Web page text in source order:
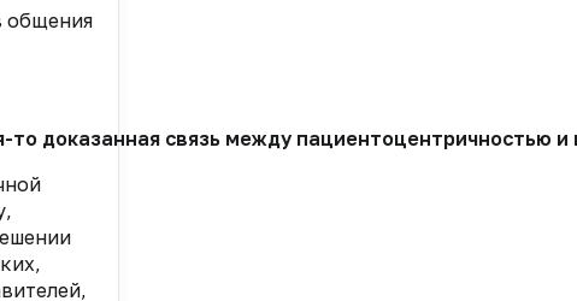
общения
доказанная связь между пациентоцентричностью